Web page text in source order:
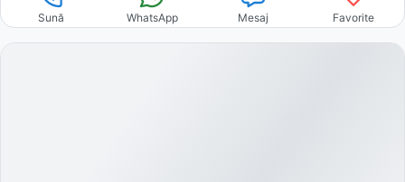
Sună WhatsApp Mesaj Favorite